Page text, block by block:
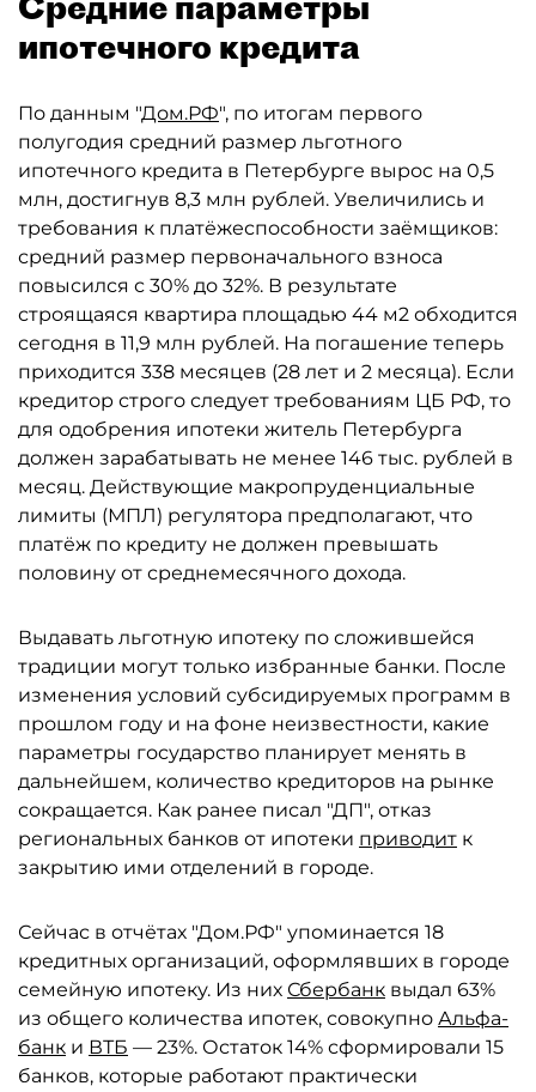
ипотечного кредита
По данным "Дом.РФ", по итогам первого
полугодия средний размер льготного
ипотечного кредита в Петербурге вырос на 0,5
млн, достигнув 8,3 млн рублей. Увеличились и
требования к платёжеспособности заёмщиков:
средний размер первоначального взноса
повысился с 30% до 32%. В результате
строящаяся квартира площадью 44 м2 обходится
сегодня в 11,9 млн рублей. На погашение теперь
приходится 338 месяцев (28 лет и 2 месяца). Если
кредитор строго следует требованиям ЦБ РФ, то
для одобрения ипотеки житель Петербурга
должен зарабатывать не менее 146 тыс. рублей в
месяц. Действующие макропруденциальные
лимиты (МПЛ) регулятора предполагают, что
платёж по кредиту не должен превышать
половину от среднемесячного дохода.
Выдавать льготную ипотеку по сложившейся
традиции могут только избранные банки. После
изменения условий субсидируемых программ в
прошлом году и на фоне неизвестности, какие
параметры государство планирует менять в
дальнейшем, количество кредиторов на рынке
сокращается. Как ранее писал "ДП", отказ
региональных банков от ипотеки приводит к
закрытию ими отделений в городе.
Сейчас в отчётах "Дом.РФ" упоминается 18
кредитных организаций, оформлявших в городе
семейную ипотеку. Из них Сбербанк выдал 63%
из общего количества ипотек, совокупно Альфа-
банк и ВТБ — 23%. Остаток 14% сформировали 15
банков, которые работают практически